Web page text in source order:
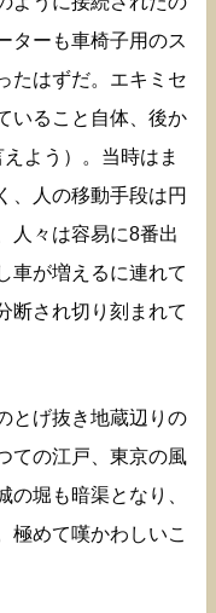
ターも車椅子用のス
たはずだ。エキミセ
いること自体、後か
よう）。当時はま
、人の移動手段は円
人々は容易に8番出
車が増えるに連れて
断され切り刻まれて
とげ抜き地蔵辺りの
ての江戸、東京の風
堀も暗渠となり、
極めて嘆かわしいこ